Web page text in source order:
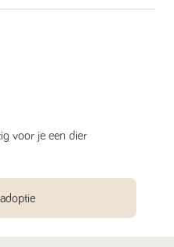
voor je een dier